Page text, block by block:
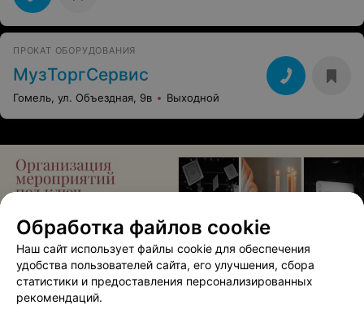
ПРОКАТ ОБОРУДОВАНИЯ
МузТоргСервис
Гомель, ул. Объездная, 9в Выходной
ЭФФЕКТИВНАЯ РЕКЛАМА НА САЙТЕ
ПРАЗДНИЧНОЕ АГЕНТСТВО
Обработка файлов cookie
Наш сайт использует файлы cookie для обеспечения
удобства пользователей сайта, его улучшения, сбора
статистики и предоставления персонализированных
рекомендаций.